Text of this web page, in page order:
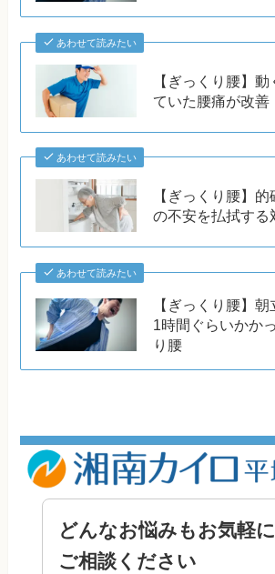
あわせて読みたい
【ぎっくり腰】
ていた腰痛が改善
あわせて読みたい
【ぎっくり腰】
の不安を払拭する
あわせて読みたい
【ぎっくり腰】
1時間ぐらいかか
り腰
どんなお悩みもお気軽に
ご相談ください